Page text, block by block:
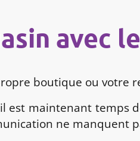
avec
boutique ou votre
est maintenant temps
ne manquent